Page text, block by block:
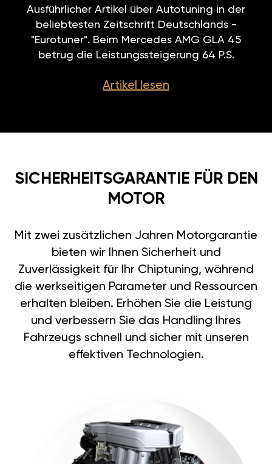
Ausführlicher Artikel über Autotuning in der
beliebtesten Zeitschrift Deutschlands -
"Eurotuner". Beim Mercedes AMG GLA 45
betrug die Leistungssteigerung 64 P.S.
Artikel lesen
SICHERHEITSGARANTIE FÜR DEN
MOTOR
Mit zwei zusätzlichen Jahren Motorgarantie
bieten wir Ihnen Sicherheit und
Zuverlässigkeit für Ihr Chiptuning, während
die werkseitigen Parameter und Ressourcen
erhalten bleiben. Erhöhen Sie die Leistung
und verbessern Sie das Handling Ihres
Fahrzeugs schnell und sicher mit unseren
effektiven Technologien.